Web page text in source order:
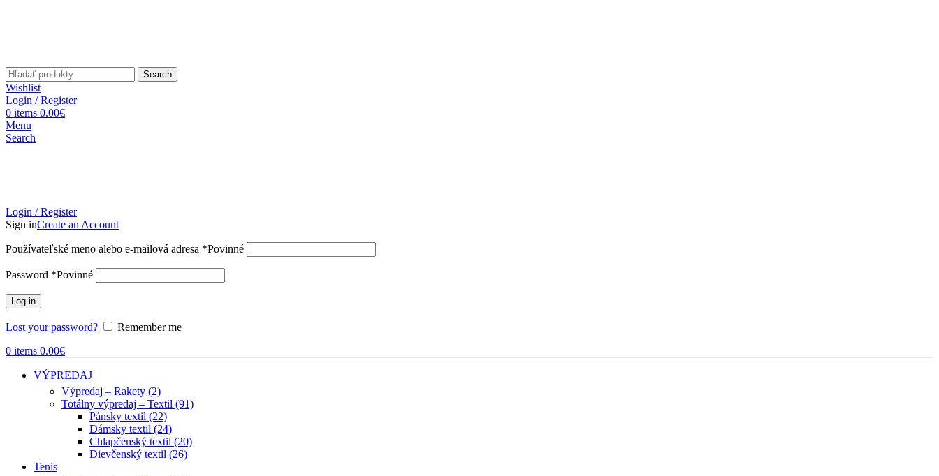
Search
Wishlist
Login / Register
0 items 0.00€
Menu
Search
Login / Register
Sign inCreate an Account
Používateľské meno alebo e-mailová adresa *Povinné
Password *Povinné
Log in
Lost your password?
Remember me
0 items 0.00€
VÝPREDAJ
Výpredaj – Rakety (2)
Totálny výpredaj – Textil (91)
Pánsky textil (22)
Dámsky textil (24)
Chlapčenský textil (20)
Dievčenský textil (26)
Tenis